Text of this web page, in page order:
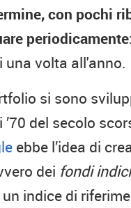
con pochi
una volta all'anno.
si sono
del secolo
ebbe l’idea di
dei fondi
indice di